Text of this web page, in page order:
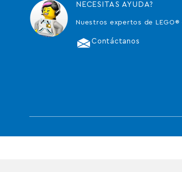
NECESITAS AYUDA?
Nuestros expertos de
Contáctanos